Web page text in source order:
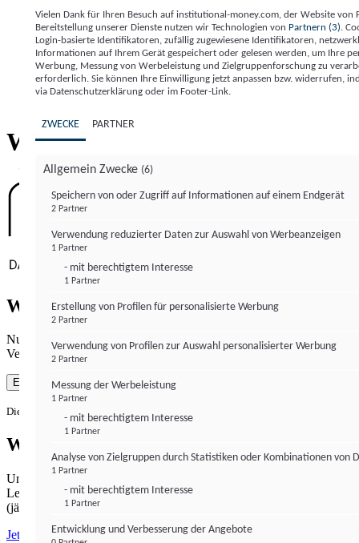
Institutional Money
ImpressumDatenschutzerklärung
Willkommen bei
Wie gewohnt mit Werbung lesen
Nutzen Sie institutional-money.com mit Ihrer Zustimmung zur
Verwendung von Cookies für Webanalyse und Werbemaßnahmen.
Einverstanden
Die Zustimmung ist jederzeit widerrufbar.
Werbefrei lesen
Unabhängiger Journalismus hat seinen Preis.
Lesen Sie institutional-money.com PUR für 33,99€ pro Monat
(jährliche Abrechnung).
Jetzt abonnieren
Vielen Dank für Ihren Besuch auf institutional-money.com, der Website von
Bereitstellung unserer Dienste nutzen wir Technologien von Partnern (3) .
Login-basierte Identifikatoren, zufällig zugewiesene Identifikatoren,
Informationen auf Ihrem Gerät gespeichert oder gelesen werden, um Ihre
Werbung, Messung von Werbeleistung und Zielgruppenforschung zu
erforderlich. Sie können Ihre Einwilligung jetzt anpassen bzw. widerrufen,
via Datenschutzerklärung oder im Footer-Link.
ZWECKE PARTNER
Allgemein Zwecke (6)
Speichern von oder Zugriff auf Informationen auf einem Endgerät
2 Partner
Verwendung reduzierter Daten zur Auswahl von Werbeanzeigen
1 Partner
- mit berechtigtem Interesse
1 Partner
Erstellung von Profilen für personalisierte Werbung
2 Partner
Verwendung von Profilen zur Auswahl personalisierter Werbung
2 Partner
Messung der Werbeleistung
1 Partner
- mit berechtigtem Interesse
1 Partner
Analyse von Zielgruppen durch Statistiken oder Kombinationen von
1 Partner
- mit berechtigtem Interesse
1 Partner
Entwicklung und Verbesserung der Angebote